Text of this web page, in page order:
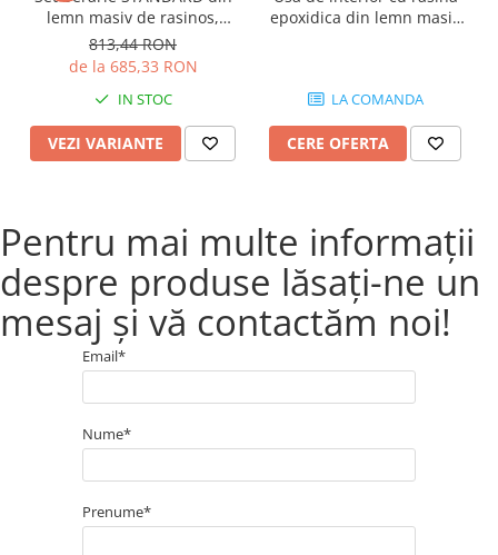
lemn masiv de rasinos,
2200x700 mm pentru terasa
sau gradina o masa si doua
813,44 RON
de la 685,33 RON
IN STOC
VEZI VARIANTE
epoxidica din lemn masiv
LA COMANDA
CERE OFERTA
Pentru mai multe informații
despre produse lăsați-ne un
mesaj și vă contactăm noi!
Email*
Nume*
Prenume*